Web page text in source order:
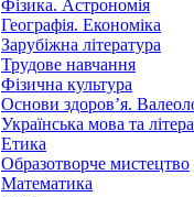
Фізика. Астрономія
Географія. Економіка
Зарубіжна література
Трудове навчання
Фізична культура
Основи здоров’я.
Українська мова та
Етика
Образотворче мистецтво
Математика